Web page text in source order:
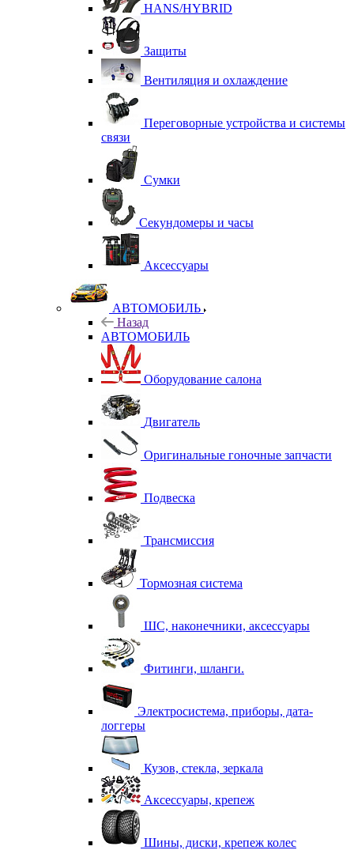
HANS/HYBRID
Защиты
Вентиляция и охлаждение
Переговорные устройства и системы
связи
Сумки
Секундомеры и часы
Аксессуары
АВТОМОБИЛЬ
Назад
АВТОМОБИЛЬ
Оборудование салона
Двигатель
Оригинальные гоночные запчасти
Подвеска
Трансмиссия
Тормозная система
ШС, наконечники, аксессуары
Фитинги, шланги.
Электросистема, приборы, дата-
логгеры
Кузов, стекла, зеркала
Аксессуары, крепеж
Шины, диски, крепеж колес